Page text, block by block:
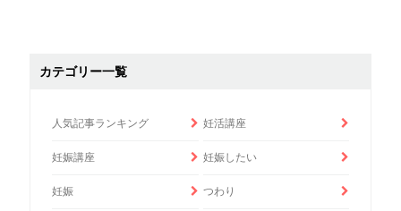
カテゴリー一覧
人気記事ランキング 妊活講座
妊娠講座 妊娠したい
妊娠 つわり